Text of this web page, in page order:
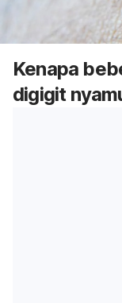
Kenapa
digigit